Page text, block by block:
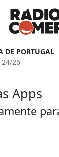
DE PORTUGAL
24/26
Apps